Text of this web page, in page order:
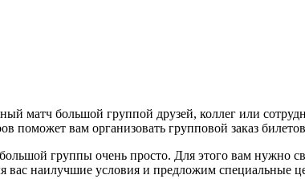
матч большой группой друзей, коллег или
поможет вам организовать групповой заказ
группы очень просто. Для этого вам
вас наилучшие условия и предложим специальные